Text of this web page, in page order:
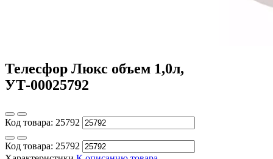
Телесфор Люкс объем 1,0л,
УТ-00025792
Код товара: 25792
Код товара: 25792